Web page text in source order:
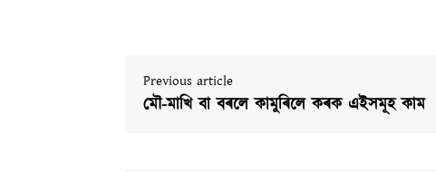
Previous article
মৌ-মাখি বা বৰলে কামুৰিলে কৰক এইসমূহ কাম